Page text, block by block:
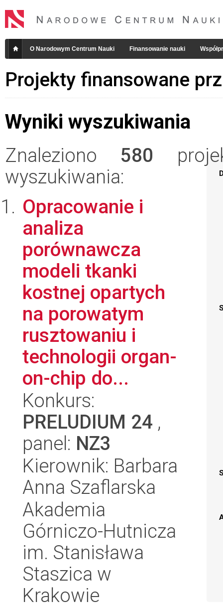
O Narodowym Centrum Nauki Finansowanie nauki
Projekty finansowane
Wyniki wyszukiwania
Znaleziono 580
wyszukiwania:
Opracowanie i
analiza
porównawcza
modeli tkanki
kostnej opartych
na porowatym
rusztowaniu i
technologii organ-
on-chip do...
Konkurs:
PRELUDIUM 24 ,
panel: NZ3
Kierownik: Barbara
Anna Szaflarska
Akademia
Górniczo-Hutnicza
im. Stanisława
Staszica w
Krakowie